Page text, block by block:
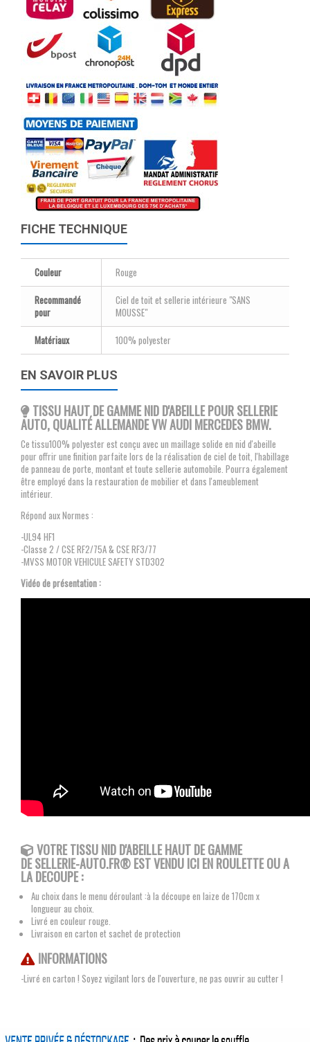
FICHE TECHNIQUE
Couleur
Rouge
Recommandé
pour
Ciel de toit et sellerie intérieure "SANS
MOUSSE"
Matériaux
100% polyester
EN SAVOIR PLUS
TISSU HAUT DE GAMME NID D'ABEILLE POUR SELLERIE
AUTO, QUALITÉ ALLEMANDE VW AUDI MERCEDES BMW.
Ce tissu100% polyester est conçu avec un maillage solide en nid d'abeille
pour offrir une finition parfaite lors de la réalisation de ciel de toit, l'habillage
de panneau de porte, montant et toute sellerie automobile. Pourra également
être employé dans la restauration de mobilier et dans l'ameublement
intérieur.
Répond aux Normes :
-UL94 HF1
-Classe 2 / CSE RF2/75A & CSE RF3/77
-MVSS MOTOR VEHICULE SAFETY STD302
Vidéo de présentation :
VOTRE TISSU NID D'ABEILLE HAUT DE GAMME
DESELLERIE-AUTO.FR®EST VENDU ICI EN ROULETTE OU A
LA DECOUPE :
Au choix dans le menu déroulant :à la découpe en laize de 170cm x
longueur au choix.
Livré en couleur rouge.
Livraison en carton et sachet de protection
INFORMATIONS
-Livré en carton ! Soyez vigilant lors de l'ouverture, ne pas ouvrir au cutter !